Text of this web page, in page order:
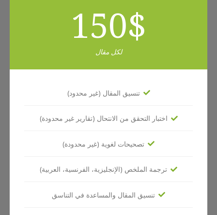
$
150
لكل مقال
تنسيق المقال (غير محدود)
اختبار التحقق من الانتحال (تقارير غير محدودة)
تصحيحات لغوية (غير محدودة)
ترجمة الملخص (الإنجليزية، الفرنسية، العربية)
تنسيق المقال والمساعدة في التناسق